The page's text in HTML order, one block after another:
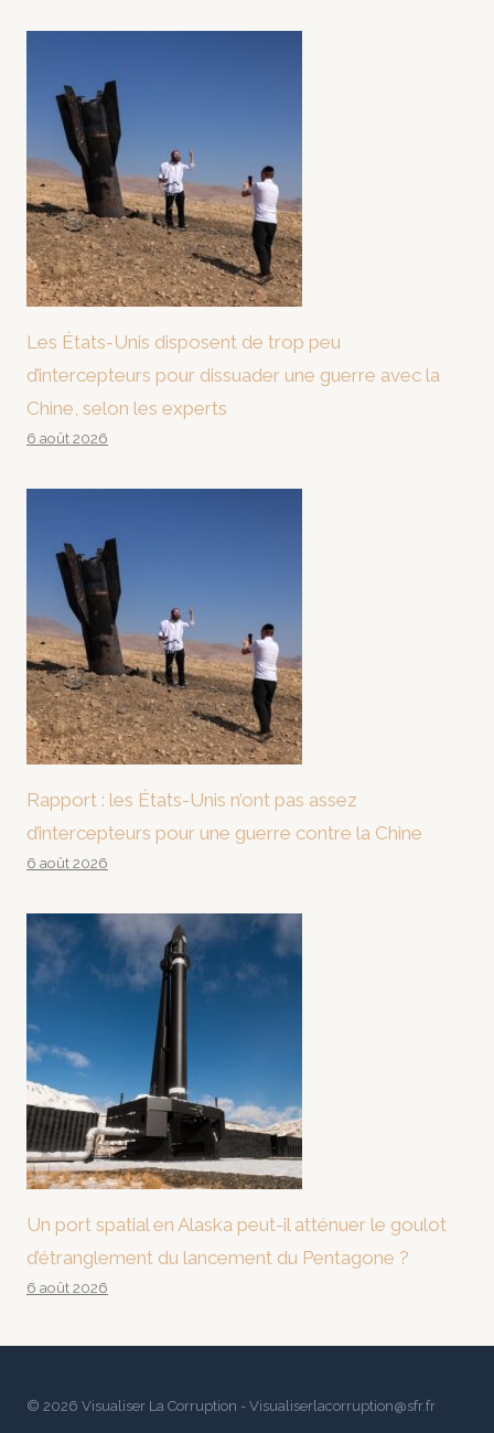
Les États-Unis disposent de trop peu
d’intercepteurs pour dissuader une guerre avec la
Chine, selon les experts
6 août 2026
Rapport : les États-Unis n’ont pas assez
d’intercepteurs pour une guerre contre la Chine
6 août 2026
Un port spatial en Alaska peut-il atténuer le goulot
d’étranglement du lancement du Pentagone ?
6 août 2026
© 2026 Visualiser La Corruption - Visualiserlacorruption@sfr.fr